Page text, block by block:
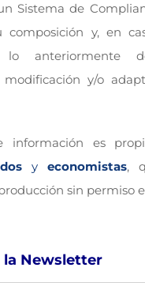
Sistema de
composición y, en
anteriormente
y/o
información es
yeconomistas,
sin permiso
la Newsletter